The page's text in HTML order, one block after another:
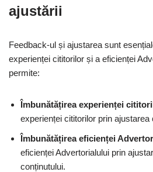
ajustării
Feedback-ul și ajustarea sunt
experienței cititorilor și a eficienței
permite:
Îmbunătățirea experienței
experienței cititorilor prin
Îmbunătățirea eficienței
eficienței Advertorialului prin
conținutului.